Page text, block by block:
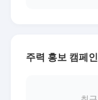
주력 홍보 캠페인